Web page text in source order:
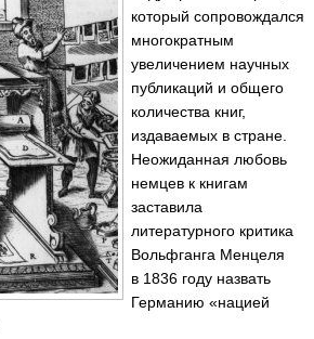
который сопровождался
многократным
увеличением научных
публикаций и общего
количества книг,
издаваемых в стране.
Неожиданная любовь
немцев к книгам
заставила
литературного критика
Вольфганга Менцеля
в 1836 году назвать
Германию «нацией